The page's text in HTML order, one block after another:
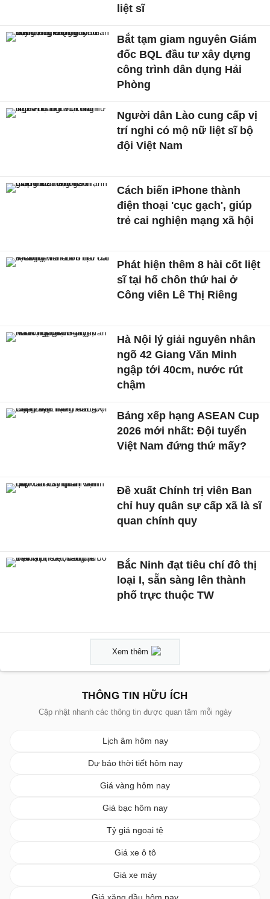
liệt sĩ
Bắt tạm giam nguyên Giám
đốc BQL đầu tư xây dựng
công trình dân dụng Hải
Phòng
Người dân Lào cung cấp vị
trí nghi có mộ nữ liệt sĩ bộ
đội Việt Nam
Cách biến iPhone thành
điện thoại 'cục gạch', giúp
trẻ cai nghiện mạng xã hội
Phát hiện thêm 8 hài cốt liệt
sĩ tại hố chôn thứ hai ở
Công viên Lê Thị Riêng
Hà Nội lý giải nguyên nhân
ngõ 42 Giang Văn Minh
ngập tới 40cm, nước rút
chậm
Bảng xếp hạng ASEAN Cup
2026 mới nhất: Đội tuyển
Việt Nam đứng thứ mấy?
Đề xuất Chính trị viên Ban
chỉ huy quân sự cấp xã là sĩ
quan chính quy
Bắc Ninh đạt tiêu chí đô thị
loại I, sẵn sàng lên thành
phố trực thuộc TW
Xem thêm
THÔNG TIN HỮU ÍCH
Cập nhật nhanh các thông tin được quan tâm mỗi ngày
Lịch âm hôm nay
Dự báo thời tiết hôm nay
Giá vàng hôm nay
Giá bạc hôm nay
Tỷ giá ngoại tệ
Giá xe ô tô
Giá xe máy